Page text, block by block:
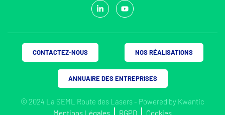
© 2024 La SEML Route des Lasers - Powered by Kwantic
Mentions Légales
RGPD Cookies
CONTACTEZ-NOUS NOS RÉALISATIONS
ANNUAIRE DES ENTREPRISES